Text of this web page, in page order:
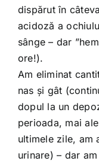
dispărut în
acidoză a
sânge – dar
ore!).
Am eliminat
nas și gât
dopul la un
perioada, mai
ultimele zile, am
urinare) – dar